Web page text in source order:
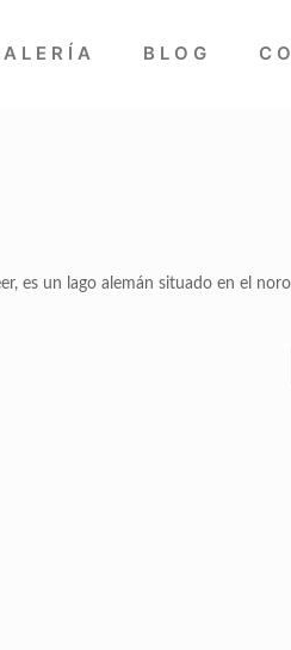
BLOG
es un lago alemán situado en el